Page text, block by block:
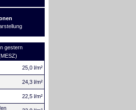
gestern
25,0 l/m²
24,3 l/m²
22,5 l/m²